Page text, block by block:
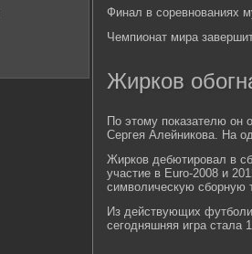
Финал в соревнованиях
Чемпионат мира
Жирков
По этому показателю он
Сергея Алейникова. На
Жирков дебютировал в
участие в Euro-2008 и
символическую сборную
Из действующих
сегодняшняя игра стала